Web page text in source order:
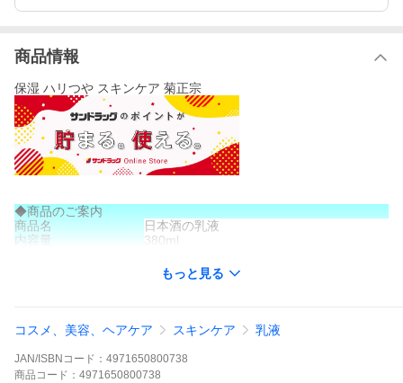
商品情報
保湿 ハリつや スキンケア 菊正宗
◆商品のご案内
商品名
日本酒の乳液
内容量
380ml
●保湿効果の高いアミノ酸とセラミドをさら
●ベタつきがなくさらっとした使い心地です
●「菊正宗 日本酒の化粧水」の後にお使い
ただけます。
●弱酸性・無着色
使用上の注意
●本品は食品ではありませんので飲めません
もっと見る
コスメ、美容、ヘアケア スキンケア 乳液
JAN/ISBNコード： 4971650800738
商品 コード： 4971650800738